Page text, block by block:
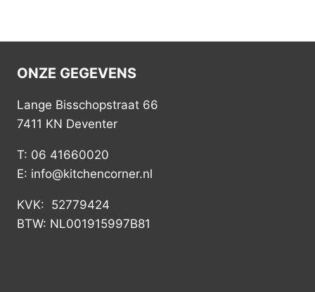
ONZE GEGEVENS
Lange Bisschopstraat 66
7411 KN Deventer
T: 06 41660020
E: info@kitchencorner.nl
KVK: 52779424
BTW: NL001915997B81